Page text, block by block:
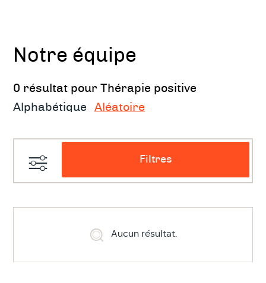
Notre équipe
0 résultat pour Thérapie positive
Alphabétique
Aléatoire
Filtres
Aucun résultat.